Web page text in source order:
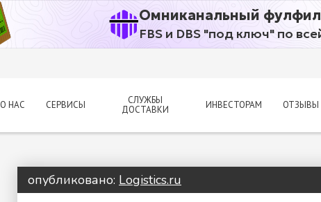
Омниканальный
FBS и DBS "под ключ" по
О НАС СЕРВИСЫ
СЛУЖБЫ
ДОСТАВКИ
ИНВЕСТОРАМ ОТЗЫВЫ
опубликовано: Logistics.ru